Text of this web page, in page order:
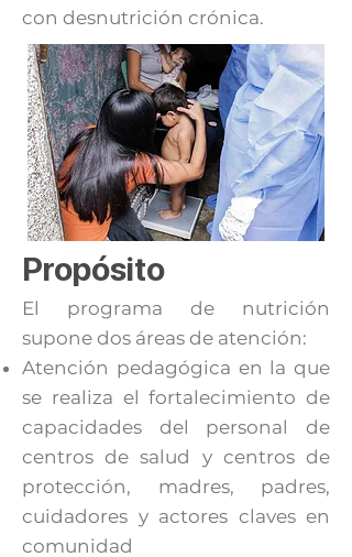
con desnutrición crónica.
Propósito
El programa de nutrición
supone dos áreas de atención:
Atención pedagógica en la que
se realiza el fortalecimiento de
capacidades del personal de
centros de salud y centros de
protección, madres, padres,
cuidadores y actores claves en
comunidad